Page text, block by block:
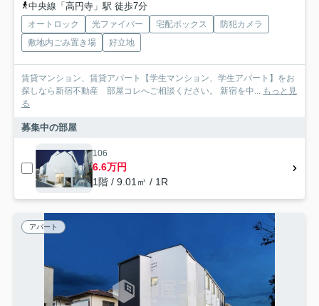
中央線「高円寺」駅 徒歩7分
オートロック 光ファイバー 宅配ボックス
防犯カメラ
敷地内ごみ置き場
好立地
賃貸マンション、賃貸アパート【学生マンション、学生アパート】をお
探しなら新宿不動産 部屋コレへご相談ください。 新宿を中... もっと見
る
募集中の部屋
106
6.6万円
1階 / 9.01㎡ / 1R
アパート